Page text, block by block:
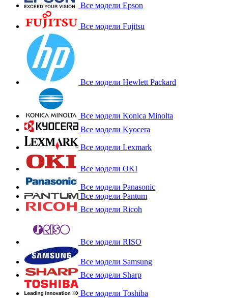
Все модели Epson
Все модели Fujitsu
Все модели Hewlett Packard
Все модели Konica Minolta
Все модели Kyocera
Все модели Lexmark
Все модели OKI
Все модели Panasonic
Все модели Pantum
Все модели Ricoh
Все модели RISO
Все модели Samsung
Все модели Sharp
Все модели Toshiba